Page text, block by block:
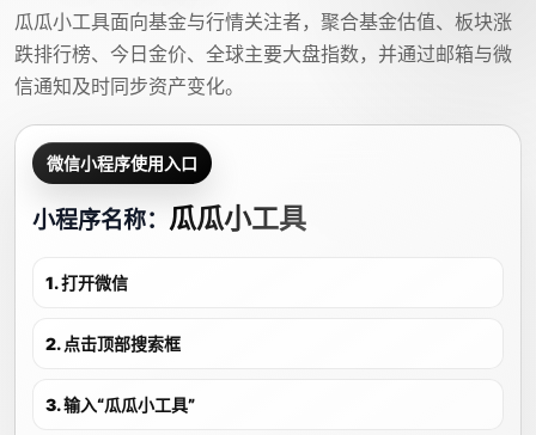
瓜瓜小工具面向基金与行情关注者，聚合基金估值、板块涨
跌排行榜、今日金价、全球主要大盘指数，并通过邮箱与微
信通知及时同步资产变化。
微信小程序使用入口
小程序名称： 瓜瓜小工具
1. 打开微信
2. 点击顶部搜索框
3. 输入“瓜瓜小工具”